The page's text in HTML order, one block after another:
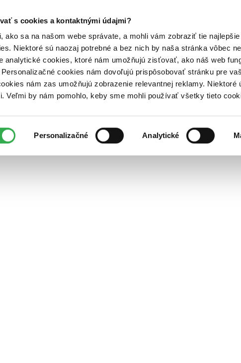
s cookies a kontaktnými údajmi?
ako sa na našom webe správate, a mohli vám zobraziť tie
Niektoré sú naozaj potrebné a bez nich by naša stránka vôbec
analytické cookies, ktoré nám umožňujú zisťovať, ako náš web
cookies nám dovoľujú prispôsobovať stránku pre
nám zas umožňujú zobrazenie relevantnej reklamy. Niektoré
Veľmi by nám pomohlo, keby sme mohli používať všetky tieto
Personalizačné Analytické
Kontakt